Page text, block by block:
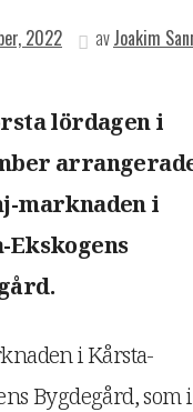
2022 avJoakim
lördagen i
marknaden i
Ekskogens
i Kårsta-
Bygdegård, som